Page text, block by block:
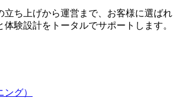
立ち上げから運営まで、お客様に選ばれ
験設計をトータルでサポートします。
ング）